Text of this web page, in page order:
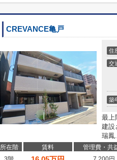
CREVANCE亀戸
住
交
築
最上
建設
瑞鳳
所在階 賃料 管理費・共